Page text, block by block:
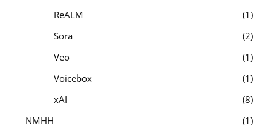
ReALM
1
Sora
2
Veo
1
Voicebox
1
xAI
8
NMHH
1